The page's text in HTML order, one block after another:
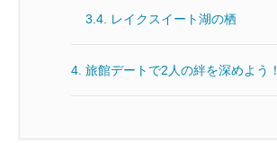
3.4. レイクスイート湖の栖
4.旅館デートで2人の絆を深めよう！